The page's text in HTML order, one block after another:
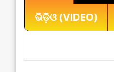
ଭିଡ଼ିଓ (VIDEO)